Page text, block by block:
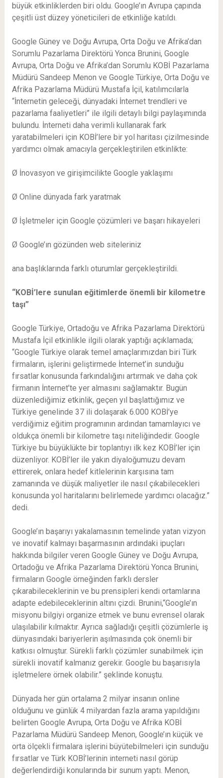
büyük etkinliklerden biri oldu. Google’ın Avrupa çapında
çeşitli üst düzey yöneticileri de etkinliğe katıldı.
Google Güney ve Doğu Avrupa, Orta Doğu ve Afrika’dan
Sorumlu Pazarlama Direktörü Yonca Brunini, Google
Avrupa, Orta Doğu ve Afrika’dan Sorumlu KOBİ Pazarlama
Müdürü Sandeep Menon ve Google Türkiye, Orta Doğu ve
Afrika Pazarlama Müdürü Mustafa İçil, katılımcılarla
“İnternetin geleceği, dünyadaki İnternet trendleri ve
pazarlama faaliyetleri” ile ilgili detaylı bilgi paylaşımında
bulundu. İnterneti daha verimli kullanarak fark
yaratabilmeleri için KOBİ’lere bir yol haritası çizilmesinde
yardımcı olmak amacıyla gerçekleştirilen etkinlikte:
Ø İnovasyon ve girişimcilikte Google yaklaşımı
Ø Online dünyada fark yaratmak
Ø İşletmeler için Google çözümleri ve başarı hikayeleri
Ø Google’ın gözünden web siteleriniz
ana başlıklarında farklı oturumlar gerçekleştirildi.
“KOBİ’lere sunulan eğitimlerde önemli bir kilometre
taşı”
Google Türkiye, Ortadoğu ve Afrika Pazarlama Direktörü
Mustafa İçil etkinlikle ilgili olarak yaptığı açıklamada;
“Google Türkiye olarak temel amaçlarımızdan biri Türk
firmaların, işlerini geliştirmede İnternet’in sunduğu
fırsatlar konusunda farkındalığını artırmak ve daha çok
firmanın İnternet’te yer almasını sağlamaktır. Bugün
düzenlediğimiz etkinlik, geçen yıl başlattığımız ve
Türkiye genelinde 37 ili dolaşarak 6.000 KOBİ’ye
verdiğimiz eğitim programının ardından tamamlayıcı ve
oldukça önemli bir kilometre taşı niteliğindedir. Google
Türkiye bu büyüklükte bir toplantıyı ilk kez KOBİ’ler için
düzenliyor. KOBİ’ler ile yakın diyaloğumuzu devam
ettirerek, onlara hedef kitlelerinin karşısına tam
zamanında ve düşük maliyetler ile nasıl çıkabilecekleri
konusunda yol haritalarını belirlemede yardımcı olacağız.”
dedi.
Google’ın başarıyı yakalamasının temelinde yatan vizyon
ve inovatif kalmayı başarmasının ardındaki ipuçları
hakkında bilgiler veren Google Güney ve Doğu Avrupa,
Ortadoğu ve Afrika Pazarlama Direktörü Yonca Brunini,
firmaların Google örneğinden farklı dersler
çıkarabileceklerinin ve bu prensipleri kendi ortamlarına
adapte edebileceklerinin altını çizdi. Brunini,“Google’ın
misyonu bilgiyi organize etmek ve bunu evrensel olarak
ulaşılabilir kılmaktır. Ayrıca sağladığı çeşitli çözümlerle iş
dünyasındaki bariyerlerin aşılmasında çok önemli bir
katkısı olmuştur. Sürekli farklı çözümler sunabilmek için
sürekli inovatif kalmanız gerekir. Google bu başarısıyla
işletmelere örnek olabilir.” şeklinde konuştu.
Dünyada her gün ortalama 2 milyar insanın online
olduğunu ve günlük 4 milyardan fazla arama yapıldığını
belirten Google Avrupa, Orta Doğu ve Afrika KOBİ
Pazarlama Müdürü Sandeep Menon, Google’ın küçük ve
orta ölçekli firmalara işlerini büyütebilmeleri için sunduğu
fırsatlar ve Türk KOBİ’lerinin interneti nasıl görüp
değerlendirdiği konularında bir sunum yaptı. Menon,